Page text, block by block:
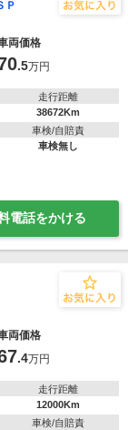
Ｐ
両価格
.5万円
走行距離
38672Km
車検/自賠責
車検無し
電話をかける
両価格
.4万円
走行距離
12000Km
車検/自賠責